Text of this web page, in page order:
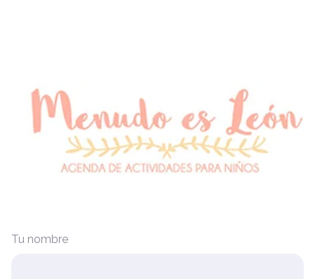
Tu nombre